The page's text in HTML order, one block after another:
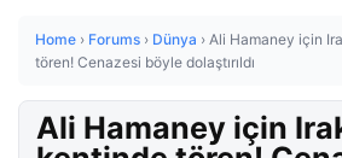
Home › Forums › Dünya › Ali Hamaney için
tören! Cenazesi böyle dolaştırıldı
Ali Hamaney için